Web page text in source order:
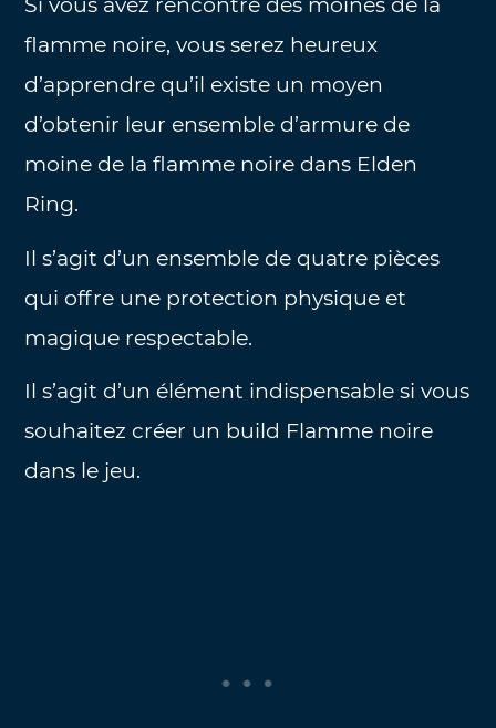
Si vous avez rencontré des moines de la
flamme noire, vous serez heureux
d’apprendre qu’il existe un moyen
d’obtenir leur ensemble d’armure de
moine de la flamme noire dans Elden
Ring.
Il s’agit d’un ensemble de quatre pièces
qui offre une protection physique et
magique respectable.
Il s’agit d’un élément indispensable si vous
souhaitez créer un build Flamme noire
dans le jeu.